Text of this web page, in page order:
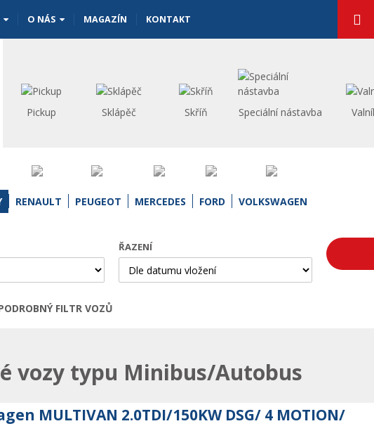
O NÁS MAGAZÍN KONTAKT
Pickup Sklápěč Skříň Speciální nástavba
RENAULT PEUGEOT MERCEDES FORD VOLKSWAGEN
ŘAZENÍ
FILTR VOZŮ
vozy typu Minibus/Autobus
MULTIVAN 2.0TDI/150KW DSG/ 4 MOTION/